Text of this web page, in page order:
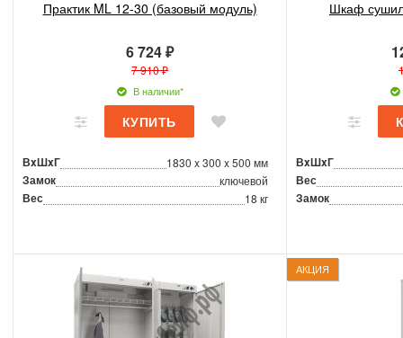
Практик ML 12-30 (базовый модуль)
6 724 ₽
7 910 ₽
В наличии*
ВxШxГ 1830 x 300 x 500 мм
Замок ключевой
Вес 18 кг
Шкаф
ВxШxГ
Вес
Замок
АКЦИЯ